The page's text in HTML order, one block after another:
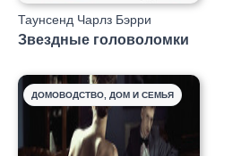
Таунсенд Чарлз Бэрри
Звездные головоломки
ДОМОВОДСТВО, ДОМ И СЕМЬЯ